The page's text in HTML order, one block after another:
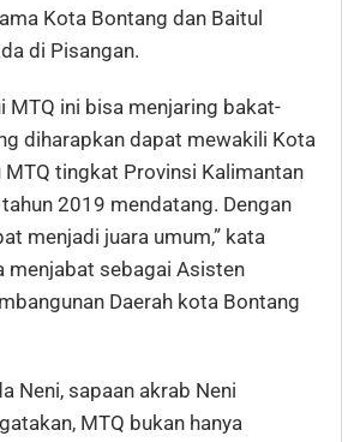
Kota Bontang dan Baitul
di Pisangan.
MTQ ini bisa menjaring bakat-
diharapkan dapat mewakili Kota
MTQ tingkat Provinsi Kalimantan
2019 mendatang. Dengan
menjadi juara umum,” kata
menjabat sebagai Asisten
Daerah kota Bontang
Neni, sapaan akrab Neni
MTQ bukan hanya